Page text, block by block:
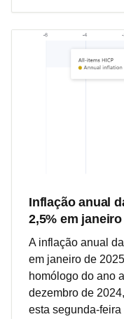
Inflação anual
2,5% em janeiro
A inflação anual
em janeiro de
homólogo do ano
dezembro de
esta segunda-